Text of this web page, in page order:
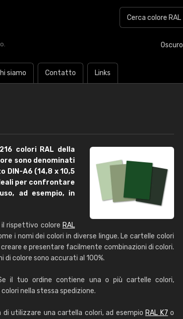
Oscuro
siamo Contatto Links
colori RAL della
sono denominati
DIN-A6 (14,8 x 10,5
per confrontare
ad esempio, in
rispettivo colore RAL
i nomi dei colori in diverse lingue. Le cartelle colori
e presentare facilmente combinazioni di colori.
di colore sono accurati al 100%.
il tuo ordine contiene una o più cartelle colori,
nella stessa spedizione.
utilizzare una cartella colori, ad esempio RAL K7 o
€15,95
RAL K7 a base d'acqua
216 colori RAL Classic
5 x 15 cm, lucido
Info / ordine